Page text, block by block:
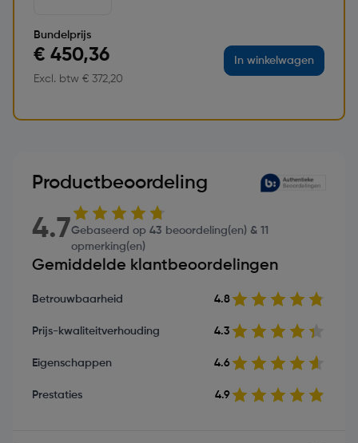
Bundelprijs
€ 450,36
Excl. btw € 372,20
In winkelwagen
Productbeoordeling
4.7Gebaseerd op 43 beoordeling(en) & 11
opmerking(en)
Gemiddelde klantbeoordelingen
Betrouwbaarheid 4.8
Prijs-kwaliteitverhouding 4.3
Eigenschappen 4.6
Prestaties 4.9